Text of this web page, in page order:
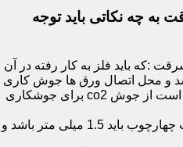
به چه نکاتی باید توجه
:که باید فلز به کار رفته در آن
و محل اتصال ورق ها جوش کاری
مناسبی داشته باشند و بهتر است از جوش co2 برای جوشکاری
ضخامت چهارچوب:ضخامت چهارچوب باید 1.5 میلی متر باشد و